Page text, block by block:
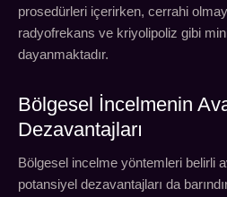
prosedürleri içerirken, cerrahi
radyofrekans ve kriyolipoliz gibi
dayanmaktadır.
Bölgesel İncelmenin
Dezavantajları
Bölgesel incelme yöntemleri belirli
potansiyel dezavantajları da